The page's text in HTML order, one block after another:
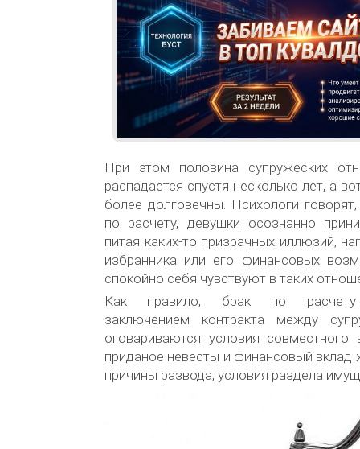
При этом половина супружеских
распадается спустя несколько лет, а
более долговечны. Психологи
по расчету, девушки осознанно
питая каких-то призрачных иллюзий,
избранника или его финансовых
спокойно себя чувствуют в таких
Как правило, брак по расчету
заключением контракта между
оговариваются условия совместного
приданое невесты и финансовый
причины развода, условия раздела